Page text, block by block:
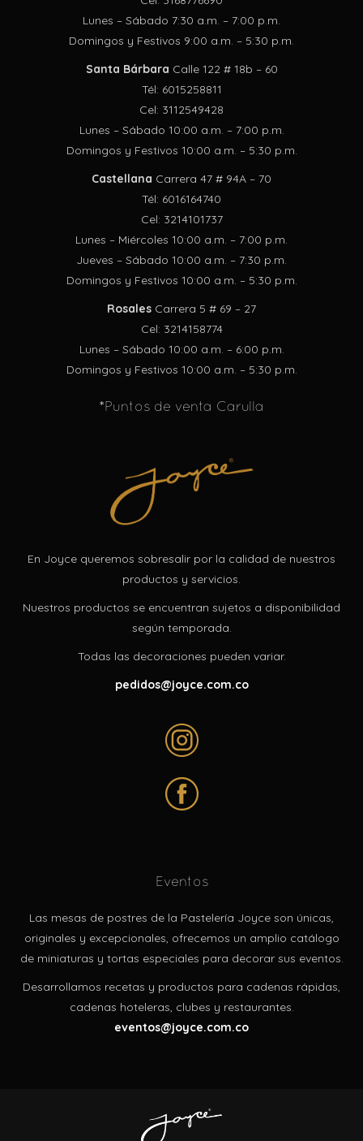
Lunes – Sábado 7:30 a.m. – 7:00 p.m.
Domingos y Festivos 9:00 a.m. – 5:30 p.m.
Santa Bárbara Calle 122 # 18b – 60
Tél: 6015258811
Cel: 3112549428
Lunes – Sábado 10:00 a.m. – 7:00 p.m.
Domingos y Festivos 10:00 a.m. – 5:30 p.m.
Castellana Carrera 47 # 94A – 70
Tél: 6016164740
Cel: 3214101737
Lunes – Miércoles 10:00 a.m. – 7:00 p.m.
Jueves – Sábado 10:00 a.m. – 7:30 p.m.
Domingos y Festivos 10:00 a.m. – 5:30 p.m.
Rosales Carrera 5 # 69 – 27
Cel: 3214158774
Lunes – Sábado 10:00 a.m. – 6:00 p.m.
Domingos y Festivos 10:00 a.m. – 5:30 p.m.
*Puntos de venta Carulla
En Joyce queremos sobresalir por la calidad de nuestros
productos y servicios.
Nuestros productos se encuentran sujetos a disponibilidad
según temporada.
Todas las decoraciones pueden variar.
pedidos@joyce.com.co
Eventos
Las mesas de postres de la Pastelería Joyce son únicas,
originales y excepcionales, ofrecemos un amplio catálogo
de miniaturas y tortas especiales para decorar sus eventos.
Desarrollamos recetas y productos para cadenas rápidas,
cadenas hoteleras, clubes y restaurantes.
eventos@joyce.com.co